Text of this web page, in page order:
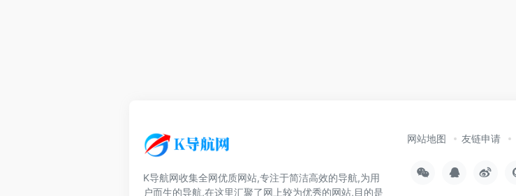
K导航网收集全网优质网站,专注于简洁高效的导航,为用
户而生的导航,在这里汇聚了网上较为优秀的网站,目的是
网站地图 友链申请